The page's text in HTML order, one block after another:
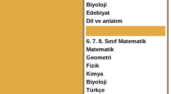
Biyoloji
Edebiyat
Dil ve anlatım
6. 7. 8. Sınıf Matematik
Matematik
Geometri
Fizik
Kimya
Biyoloji
Türkçe